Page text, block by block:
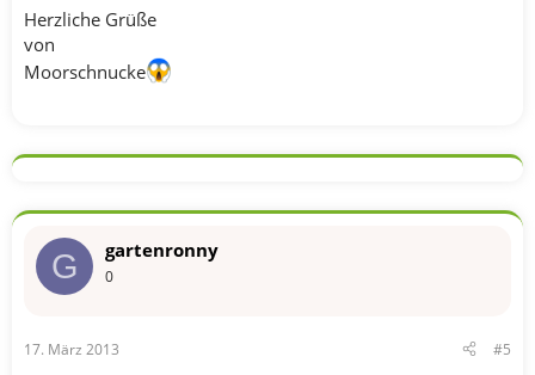
Herzliche Grüße
von
Moorschnucke
G gartenronny
0
17. März 2013 #5